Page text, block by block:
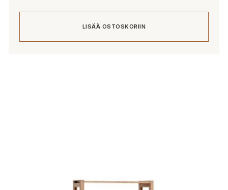
LISÄÄ OSTOSKORIIN